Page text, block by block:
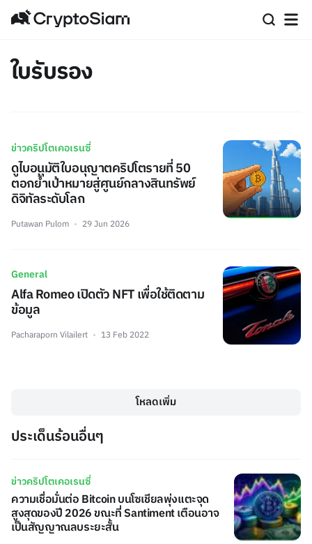
ใบรับรอง
ข่าวคริปโตเคอเรนซี่
ดูไบอนุมัติใบอนุญาตคริปโตรายที่ 50
ตอกย้ำเป้าหมายสู่ศูนย์กลางสินทรัพย์
ดิจิทัลระดับโลก
Putawan Pulom 29 Jun 2026
General
Alfa Romeo เปิดตัว NFT เพื่อใช้ติดตาม
ข้อมูล
Pacharaporn Vilailert 13 Feb 2022
โหลดเพิ่ม
ประเด็นร้อนอื่นๆ
ข่าวคริปโตเคอเรนซี่
ความเชื่อมั่นต่อ Bitcoin บนโซเชียลพุ่งแตะจุด
สูงสุดของปี 2026 ขณะที่ Santiment เตือนอาจ
เป็นสัญญาณลบระยะสั้น